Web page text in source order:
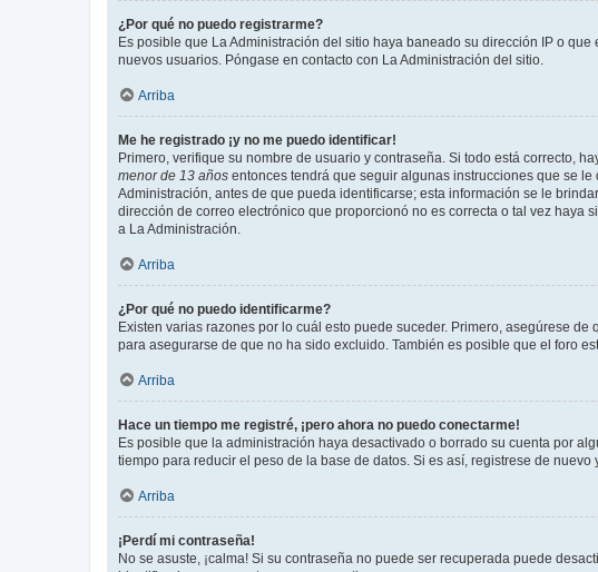
¿Por qué no puedo registrarme?
Es posible que La Administración del sitio haya baneado su dirección IP o
nuevos usuarios. Póngase en contacto con La Administración del sitio.
Arriba
Me he registrado ¡y no me puedo identificar!
Primero, verifique su nombre de usuario y contraseña. Si todo está correcto,
menor de 13 años entonces tendrá que seguir algunas instrucciones que se
Administración, antes de que pueda identificarse; esta información se le
dirección de correo electrónico que proporcionó no es correcta o tal vez haya
a La Administración.
Arriba
¿Por qué no puedo identificarme?
Existen varias razones por lo cuál esto puede suceder. Primero, asegúrese
para asegurarse de que no ha sido excluido. También es posible que el foro
Arriba
Hace un tiempo me registré, ¡pero ahora no puedo conectarme!
Es posible que la administración haya desactivado o borrado su cuenta por
tiempo para reducir el peso de la base de datos. Si es así, registrese de nuevo
Arriba
¡Perdí mi contraseña!
No se asuste, ¡calma! Si su contraseña no puede ser recuperada puede